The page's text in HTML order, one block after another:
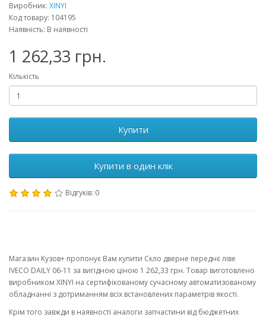
Виробник: XINYI
Код товару: 104195
Наявність: В наявності
1 262,33 грн.
Кількість
Купити
Купити в один клік
Відгуків: 0
Магазин Кузов+ пропонує Вам купити Скло дверне переднє ліве
IVECO DAILY 06-11 за вигідною ціною 1 262,33 грн. Товар виготовлено
виробником XINYI на сертифікованому сучасному автоматизованому
обладнанні з дотриманням всіх встановлених параметрів якості.
Крім того завжди в наявності аналоги запчастини від бюджетних